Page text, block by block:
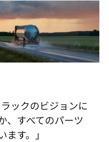
ックのビジョンに
、すべてのパーツ
す。」